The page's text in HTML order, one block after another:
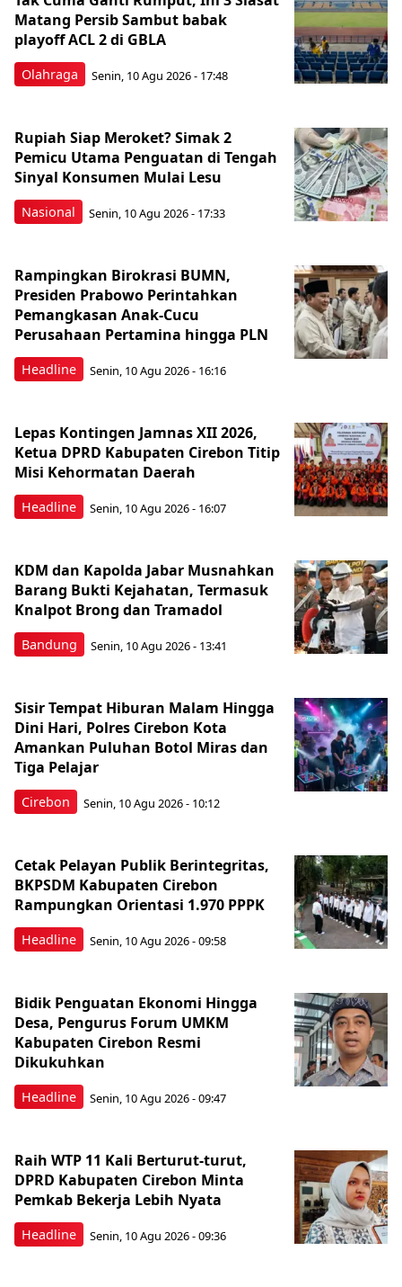
Olahraga
Matang Persib Sambut babak
playoff ACL 2 di GBLA
Senin, 10 Agu 2026 - 17:48
Nasional
Rupiah Siap Meroket? Simak 2
Pemicu Utama Penguatan di Tengah
Sinyal Konsumen Mulai Lesu
Senin, 10 Agu 2026 - 17:33
Headline
Rampingkan Birokrasi BUMN,
Presiden Prabowo Perintahkan
Pemangkasan Anak-Cucu
Perusahaan Pertamina hingga PLN
Senin, 10 Agu 2026 - 16:16
Headline
Lepas Kontingen Jamnas XII 2026,
Ketua DPRD Kabupaten Cirebon Titip
Misi Kehormatan Daerah
Senin, 10 Agu 2026 - 16:07
Bandung
KDM dan Kapolda Jabar Musnahkan
Barang Bukti Kejahatan, Termasuk
Knalpot Brong dan Tramadol
Senin, 10 Agu 2026 - 13:41
Cirebon
Sisir Tempat Hiburan Malam Hingga
Dini Hari, Polres Cirebon Kota
Amankan Puluhan Botol Miras dan
Tiga Pelajar
Senin, 10 Agu 2026 - 10:12
Headline
Cetak Pelayan Publik Berintegritas,
BKPSDM Kabupaten Cirebon
Rampungkan Orientasi 1.970 PPPK
Senin, 10 Agu 2026 - 09:58
Headline
Bidik Penguatan Ekonomi Hingga
Desa, Pengurus Forum UMKM
Kabupaten Cirebon Resmi
Dikukuhkan
Senin, 10 Agu 2026 - 09:47
Headline
Raih WTP 11 Kali Berturut-turut,
DPRD Kabupaten Cirebon Minta
Pemkab Bekerja Lebih Nyata
Senin, 10 Agu 2026 - 09:36